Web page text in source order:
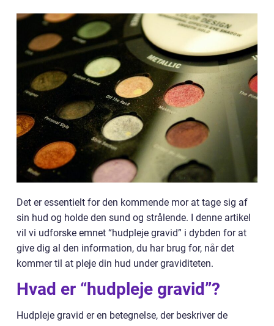
Det er essentielt for den kommende mor at tage sig af
sin hud og holde den sund og strålende. I denne artikel
vil vi udforske emnet “hudpleje gravid” i dybden for at
give dig al den information, du har brug for, når det
kommer til at pleje din hud under graviditeten.
Hvad er “hudpleje gravid”?
Hudpleje gravid er en betegnelse, der beskriver de